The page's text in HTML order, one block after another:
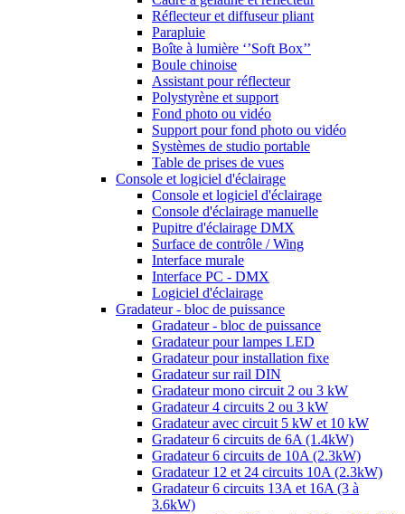
Réflecteur et diffuseur pliant
Parapluie
Boîte à lumière ‘’Soft Box’’
Boule chinoise
Assistant pour réflecteur
Polystyrène et support
Fond photo ou vidéo
Support pour fond photo ou vidéo
Systèmes de studio portable
Table de prises de vues
Console et logiciel d'éclairage
Console et logiciel d'éclairage
Console d'éclairage manuelle
Pupitre d'éclairage DMX
Surface de contrôle / Wing
Interface murale
Interface PC - DMX
Logiciel d'éclairage
Gradateur - bloc de puissance
Gradateur - bloc de puissance
Gradateur pour lampes LED
Gradateur pour installation fixe
Gradateur sur rail DIN
Gradateur mono circuit 2 ou 3 kW
Gradateur 4 circuits 2 ou 3 kW
Gradateur avec circuit 5 kW et 10 kW
Gradateur 6 circuits de 6A (1.4kW)
Gradateur 6 circuits de 10A (2.3kW)
Gradateur 12 et 24 circuits 10A (2.3kW)
Gradateur 6 circuits 13A et 16A (3 à
3.6kW)